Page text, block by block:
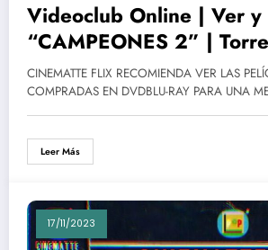
Videoclub Online | Ver y
“CAMPEONES 2” |
CINEMATTE FLIX RECOMIENDA VER LAS
COMPRADAS EN DVDBLU-RAY PARA UNA
Leer Más
17/11/2023